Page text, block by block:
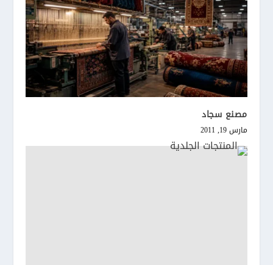
مصنع سجاد
مارس 19, 2011